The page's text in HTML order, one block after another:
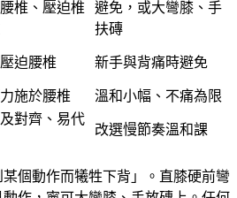
椎、壓迫椎
避免，或大彎膝、手
扶磚
迫腰椎 新手與背痛時避免
施於腰椎 溫和小幅、不痛為限
對齊、易代
改選慢節奏溫和課
個動作而犧牲下背 」。直膝硬前彎